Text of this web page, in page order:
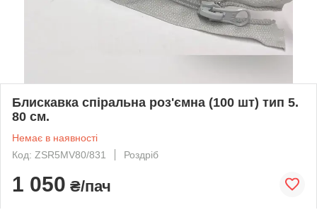
Блискавка спіральна роз'ємна (100 шт) тип 5.
80 см.
Немає в наявності
Код: ZSR5MV80/831
Роздріб
1 050 ₴/пач